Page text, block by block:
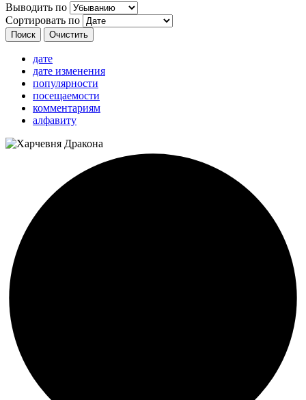
Выводить по
Сортировать по
дате
дате изменения
популярности
посещаемости
комментариям
алфавиту